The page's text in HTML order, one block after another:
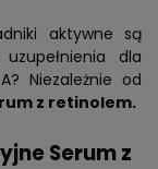
aktywne są
dla
Niezależnie od
z retinolem.
Serum z